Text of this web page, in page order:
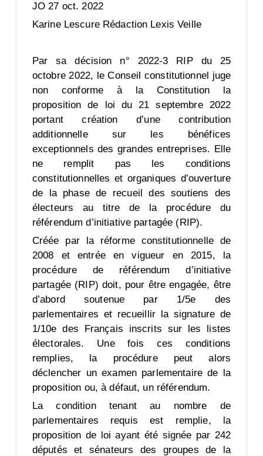
JO 27 oct. 2022
Karine Lescure Rédaction Lexis Veille
Par sa décision n° 2022-3 RIP du 25
octobre 2022, le Conseil constitutionnel juge
non conforme à la Constitution la
proposition de loi du 21 septembre 2022
portant création d’une contribution
additionnelle sur les bénéfices
exceptionnels des grandes entreprises. Elle
ne remplit pas les conditions
constitutionnelles et organiques d’ouverture
de la phase de recueil des soutiens des
électeurs au titre de la procédure du
référendum d’initiative partagée (RIP).
Créée par la réforme constitutionnelle de
2008 et entrée en vigueur en 2015, la
procédure de référendum d’initiative
partagée (RIP) doit, pour être engagée, être
d’abord soutenue par 1/5e des
parlementaires et recueillir la signature de
1/10e des Français inscrits sur les listes
électorales. Une fois ces conditions
remplies, la procédure peut alors
déclencher un examen parlementaire de la
proposition ou, à défaut, un référendum.
La condition tenant au nombre de
parlementaires requis est remplie, la
proposition de loi ayant été signée par 242
députés et sénateurs des groupes de la